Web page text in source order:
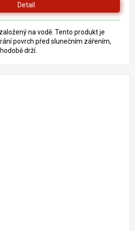
Detail
na vodě. Tento produkt je
povrch před slunečním zářením,
drží.